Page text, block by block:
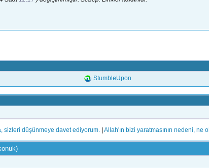
StumbleUpon
sizleri düşünmeye davet ediyorum. Allah'ın bizi yaratmasının nedeni, ne